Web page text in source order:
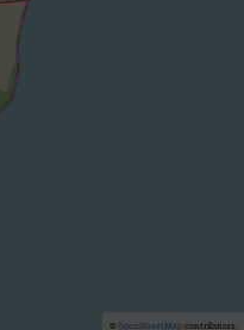
© OpenStreetMapcontributors.